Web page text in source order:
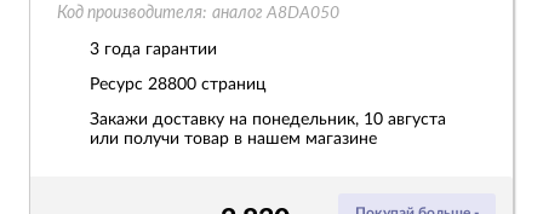
Код производителя: аналог A8DA050
3 года гарантии
Ресурс 28800 страниц
Закажи доставку на понедельник, 10 августа
или получи товар в нашем магазине